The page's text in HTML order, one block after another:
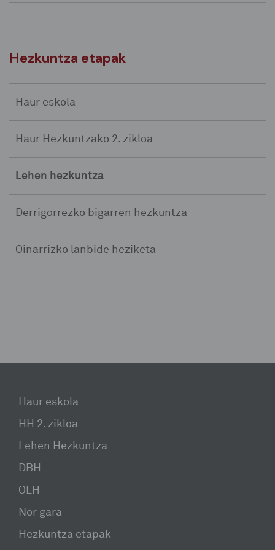
Hezkuntza etapak
Haur eskola
Haur Hezkuntzako 2. zikloa
Lehen hezkuntza
Derrigorrezko bigarren hezkuntza
Oinarrizko lanbide heziketa
Haur eskola
HH 2. zikloa
Lehen Hezkuntza
DBH
OLH
Nor gara
Hezkuntza etapak